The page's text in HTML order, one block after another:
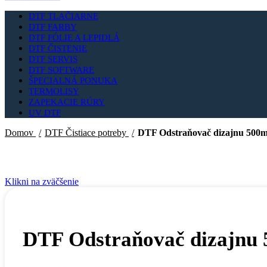
DTF TLAČIARNE
DTF FARBY
DTF FÓLIE A LEPIDLÁ
DTF ČISTENIE
DTF SERVIS
DTF SOFTWARE
ŠPECIALNÁ PONUKA
TERMOLISY
ZAPEKACIE RÚRY
UV DTF
Domov DTF Čistiace potreby DTF Odstraňovač dizajnu
Klikni na zväčšenie
DTF Odstraňovač dizajnu